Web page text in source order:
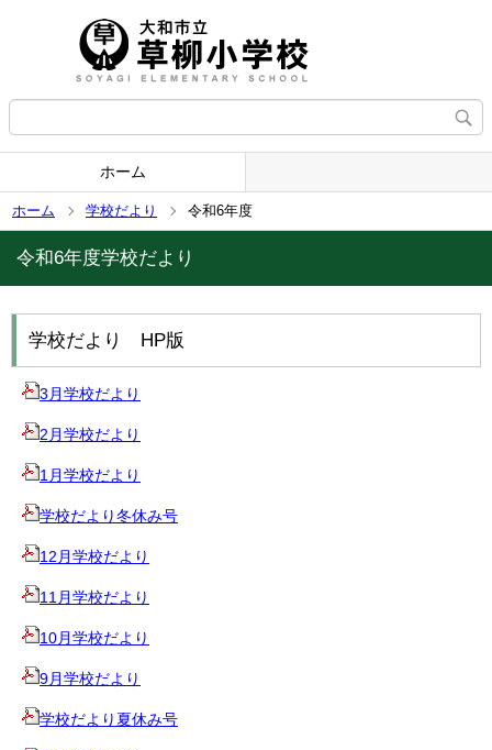
ホーム
ホーム 学校だより 令和6年度
令和6年度学校だより
学校だより HP版
3月学校だより
2月学校だより
1月学校だより
学校だより冬休み号
12月学校だより
11月学校だより
10月学校だより
9月学校だより
学校だより夏休み号